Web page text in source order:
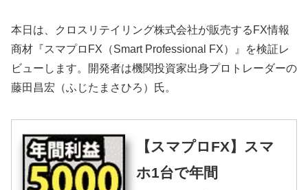
本日は、クロスリテイリング株式会社が販売するFX情報
商材『スマプロFX（Smart Professional FX）』を検証レ
ビューします。開発者は機関投資家出身プロトレーダーの
藤田昌宏（ふじたまさひろ）氏。
【スマプロFX】スマ
ホ1台で年間